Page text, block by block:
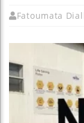
Fatoumata